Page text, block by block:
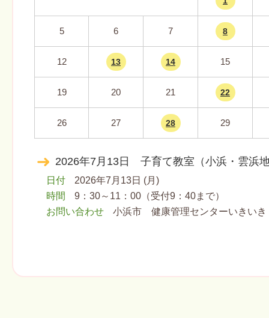
5 6 7 8
12 13 14 15
19 20 21 22
26 27 28 29
2026年7月13日 子育て教室（小浜・雲浜
日付
2026年7月13日 (月)
時間
9：30～11：00（受付9：40まで）
お問い合わせ
小浜市 健康管理センターいきい